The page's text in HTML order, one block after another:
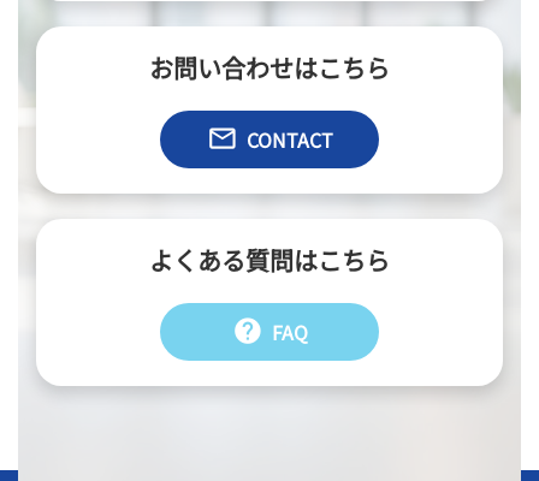
お問い合わせはこちら
email CONTACT
よくある質問はこちら
help FAQ